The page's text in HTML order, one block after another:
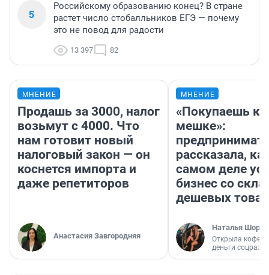
5
Российскому образованию конец? В стране
растет число стобалльников ЕГЭ — почему
это не повод для радости
13 397 82
МНЕНИЕ
Продашь за 3000, налог
возьмут с 4000. Что
нам готовит новый
налоговый закон — он
коснется импорта и
даже репетиторов
Анастасия Завгородняя
МНЕНИЕ
«Покупаешь
мешке»:
рассказала,
самом деле
бизнес со
дешевых
Наталья
Открыла
деньги